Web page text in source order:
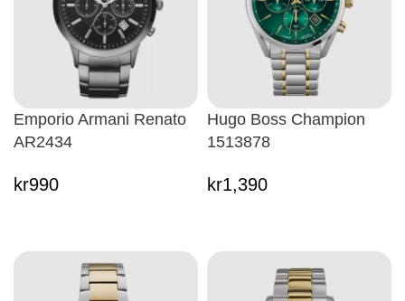
Emporio Armani Renato
AR2434
kr990
Hugo Boss Champion
1513878
kr1,390